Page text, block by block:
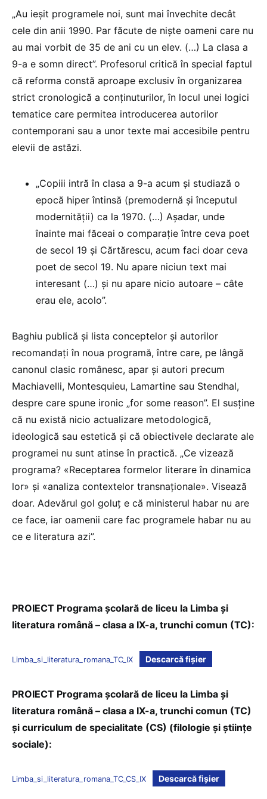
„Au ieșit programele noi, sunt mai învechite decât
cele din anii 1990. Par făcute de niște oameni care nu
au mai vorbit de 35 de ani cu un elev. (…) La clasa a
9-a e somn direct”. Profesorul critică în special faptul
că reforma constă aproape exclusiv în organizarea
strict cronologică a conținuturilor, în locul unei logici
tematice care permitea introducerea autorilor
contemporani sau a unor texte mai accesibile pentru
elevii de astăzi.
„Copiii intră în clasa a 9-a acum și studiază o
epocă hiper întinsă (premodernă și începutul
modernității) ca la 1970. (…) Așadar, unde
înainte mai făceai o comparație între ceva poet
de secol 19 și Cărtărescu, acum faci doar ceva
poet de secol 19. Nu apare niciun text mai
interesant (…) și nu apare nicio autoare – câte
erau ele, acolo”.
Baghiu publică și lista conceptelor și autorilor
recomandați în noua programă, între care, pe lângă
canonul clasic românesc, apar și autori precum
Machiavelli, Montesquieu, Lamartine sau Stendhal,
despre care spune ironic „for some reason”. El susține
că nu există nicio actualizare metodologică,
ideologică sau estetică și că obiectivele declarate ale
programei nu sunt atinse în practică. „Ce vizează
programa? «Receptarea formelor literare în dinamica
lor» și «analiza contextelor transnaționale». Visează
doar. Adevărul gol goluț e că ministerul habar nu are
ce face, iar oamenii care fac programele habar nu au
ce e literatura azi”.
PROIECT Programa școlară de liceu la Limba și
literatura română – clasa a IX-a, trunchi comun (TC):
Limba_si_literatura_romana_TC_IX Descarcă fișier
PROIECT Programa școlară de liceu la Limba și
literatura română – clasa a IX-a, trunchi comun (TC)
și curriculum de specialitate (CS) (filologie și științe
sociale):
Limba_si_literatura_romana_TC_CS_IX Descarcă fișier